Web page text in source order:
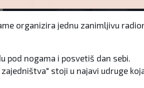
organizira jednu zanimljivu
pod nogama i posvetiš dan sebi.
stoji u najavi udruge